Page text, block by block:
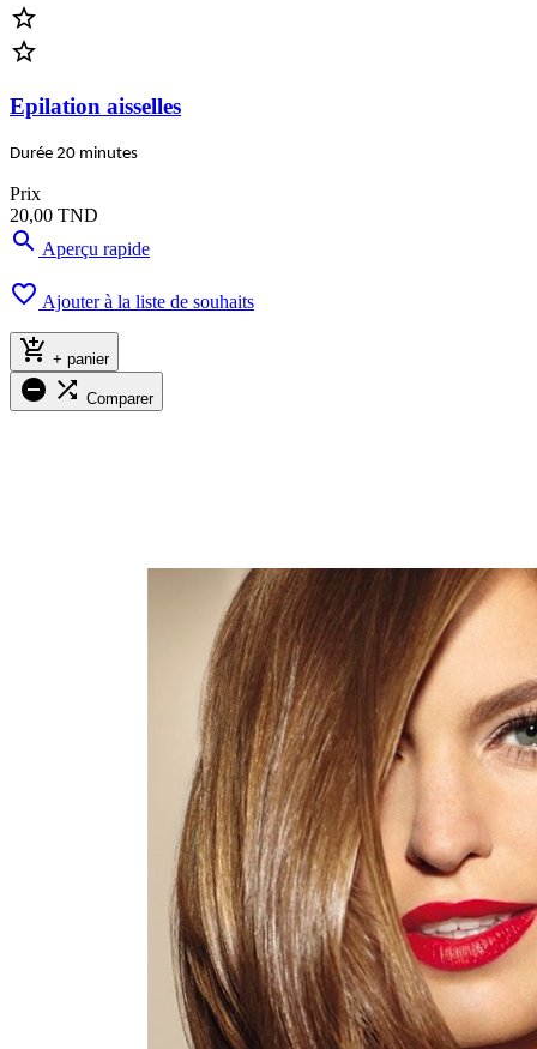


Epilation aisselles
Durée 20 minutes
Prix
20,00 TND
 Aperçu rapide
 Ajouter à la liste de souhaits
 + panier
  Comparer